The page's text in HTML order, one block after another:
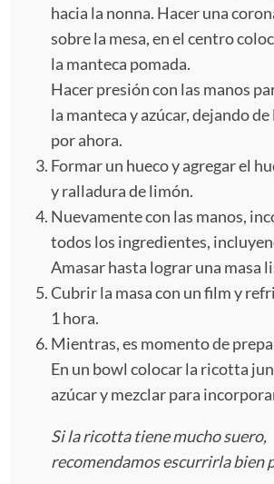
hacia la nonna. Hacer una
sobre la mesa, en el centro
la manteca pomada.
Hacer presión con las manos
la manteca y azúcar, dejando
por ahora.
Formar un hueco y agregar el
y ralladura de limón.
Nuevamente con las manos,
todos los ingredientes,
Amasar hasta lograr una masa
Cubrir la masa con un film y
1 hora.
Mientras, es momento de
En un bowl colocar la ricotta
azúcar y mezclar para
Si la ricotta tiene mucho suero,
recomendamos escurrirla bien